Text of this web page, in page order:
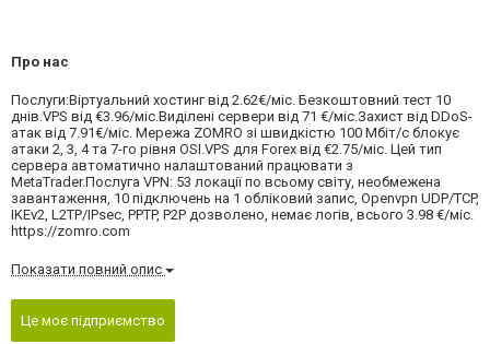
Про нас
Послуги:Віртуальний хостинг від 2.62€/міс. Безкоштовний тест 10
днів.VPS від €3.96/міс.Виділені сервери від 71 €/міс.Захист від DDoS-
атак від 7.91€/міс. Мережа ZOMRO зі швидкістю 100 Мбіт/с блокує
атаки 2, 3, 4 та 7-го рівня OSI.VPS для Forex від €2.75/міс. Цей тип
сервера автоматично налаштований працювати з
MetaTrader.Послуга VPN: 53 локації по всьому світу, необмежена
завантаження, 10 підключень на 1 обліковий запис, Openvpn UDP/TCP,
IKEv2, L2TP/IPsec, PPTP, P2P дозволено, немає логів, всього 3.98 €/міс.
https://zomro.com
Показати повний опис
Це моє підприємство